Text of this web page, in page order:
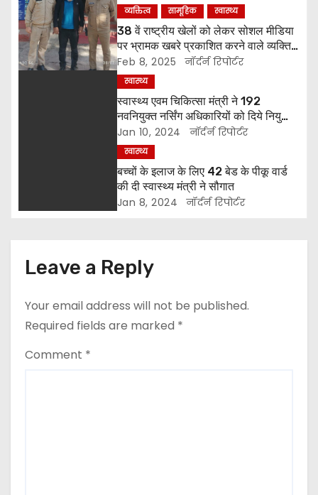
a
v
i
n
व्यक्तित्व
सामूहिक स्वास्थ्य
38 वें राष्ट्रीय खेलों को लेकर सोशल मीडिया
पर भ्रामक खबरे प्रकाशित करने वाले व्यक्ति
को किया पुलिस ने गिरफ्तार ।
Feb 8, 2025 नॉर्दर्न रिपोर्टर
स्वास्थ्य
स्वास्थ्य एवम चिकित्सा मंत्री ने 192
नवनियुक्त नर्सिंग अधिकारियों को दिये नियुक्ति
पत्र
Jan 10, 2024 नॉर्दर्न रिपोर्टर
स्वास्थ्य
बच्चों के इलाज के लिए 42 बेड के पीकू वार्ड
की दी स्वास्थ्य मंत्री ने सौगात
Jan 8, 2024 नॉर्दर्न रिपोर्टर
Leave a Reply
Your email address will not be published.
Required fields are marked *
Comment *